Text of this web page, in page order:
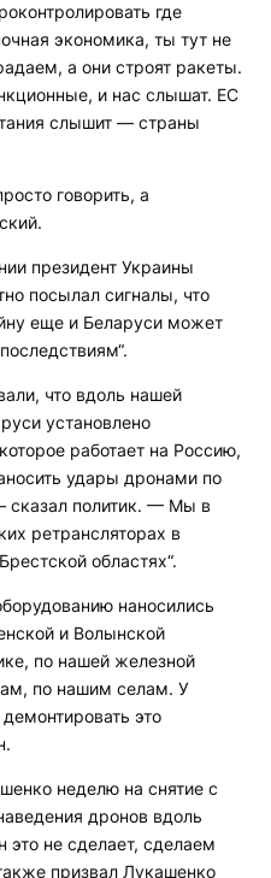
где
экономика, ты тут не
а они строят ракеты.
и нас слышат. ЕС
слышит — страны
говорить, а
президент Украины
посылал сигналы, что
еще и Беларуси может
что вдоль нашей
установлено
работает на Россию,
удары дронами по
сказал политик. — Мы в
ретрансляторах в
областях“.
наносились
и Волынской
по нашей железной
по нашим селам. У
это
неделю на снятие с
дронов вдоль
это не сделает, сделаем
призвал Лукашенко